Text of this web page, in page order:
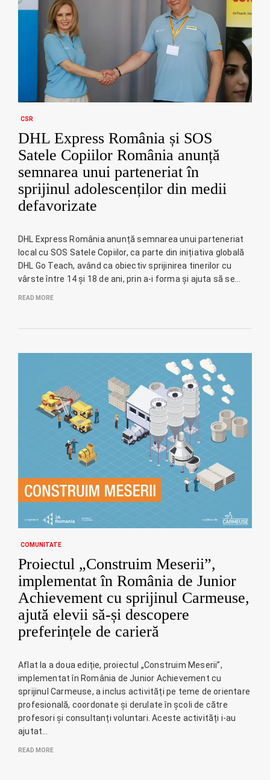
CSR
DHL Express România și SOS
Satele Copiilor România anunță
semnarea unui parteneriat în
sprijinul adolescenților din medii
defavorizate
DHL Express România anunță semnarea unui parteneriat
local cu SOS Satele Copiilor, ca parte din inițiativa globală
DHL Go Teach, având ca obiectiv sprijinirea tinerilor cu
vârste între 14 și 18 de ani, prin a-i forma și ajuta să se…
READ MORE
COMUNITATE
Proiectul „Construim Meserii”,
implementat în România de Junior
Achievement cu sprijinul Carmeuse,
ajută elevii să-și descopere
preferințele de carieră
Aflat la a doua ediție, proiectul „Construim Meserii”,
implementat în România de Junior Achievement cu
sprijinul Carmeuse, a inclus activități pe teme de orientare
profesională, coordonate și derulate în școli de către
profesori și consultanți voluntari. Aceste activități i-au
ajutat…
READ MORE